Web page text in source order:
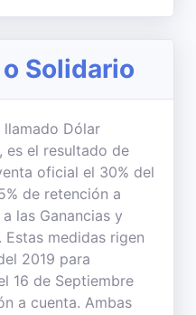
Solidario
llamado Dólar
es el resultado de
oficial el 30% del
de retención a
las Ganancias y
Estas medidas rigen
2019 para
16 de Septiembre
a cuenta. Ambas